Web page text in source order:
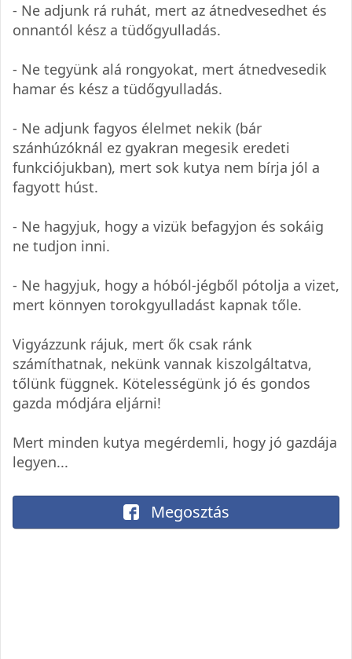
- Ne adjunk rá ruhát, mert az átnedvesedhet és
onnantól kész a tüdőgyulladás.
- Ne tegyünk alá rongyokat, mert átnedvesedik
hamar és kész a tüdőgyulladás.
- Ne adjunk fagyos élelmet nekik (bár
szánhúzóknál ez gyakran megesik eredeti
funkciójukban), mert sok kutya nem bírja jól a
fagyott húst.
- Ne hagyjuk, hogy a vizük befagyjon és sokáig
ne tudjon inni.
- Ne hagyjuk, hogy a hóból-jégből pótolja a vizet,
mert könnyen torokgyulladást kapnak tőle.
Vigyázzunk rájuk, mert ők csak ránk
számíthatnak, nekünk vannak kiszolgáltatva,
tőlünk függnek. Kötelességünk jó és gondos
gazda módjára eljárni!
Mert minden kutya megérdemli, hogy jó gazdája
legyen...
Megosztás